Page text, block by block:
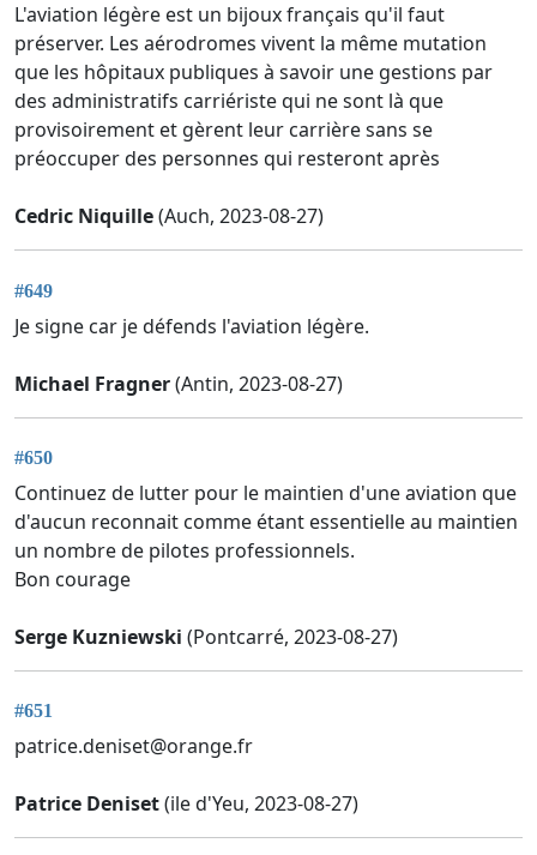
L'aviation légère est un bijoux français qu'il faut
préserver. Les aérodromes vivent la même mutation
que les hôpitaux publiques à savoir une gestions par
des administratifs carriériste qui ne sont là que
provisoirement et gèrent leur carrière sans se
préoccuper des personnes qui resteront après
Cedric Niquille(Auch, 2023-08-27)
#649
Je signe car je défends l'aviation légère.
Michael Fragner(Antin, 2023-08-27)
#650
Continuez de lutter pour le maintien d'une aviation que
d'aucun reconnait comme étant essentielle au maintien
un nombre de pilotes professionnels.
Bon courage
Serge Kuzniewski (Pontcarré, 2023-08-27)
#651
patrice.deniset@orange.fr
Patrice Deniset(ile d'Yeu, 2023-08-27)